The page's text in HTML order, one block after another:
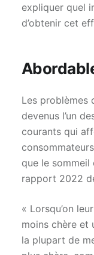
expliquer quel
d’obtenir cet
Les problèmes
devenus l’un
courants qui
que le sommeil
rapport 2022
« Lorsqu’on
moins chère et
la plupart de